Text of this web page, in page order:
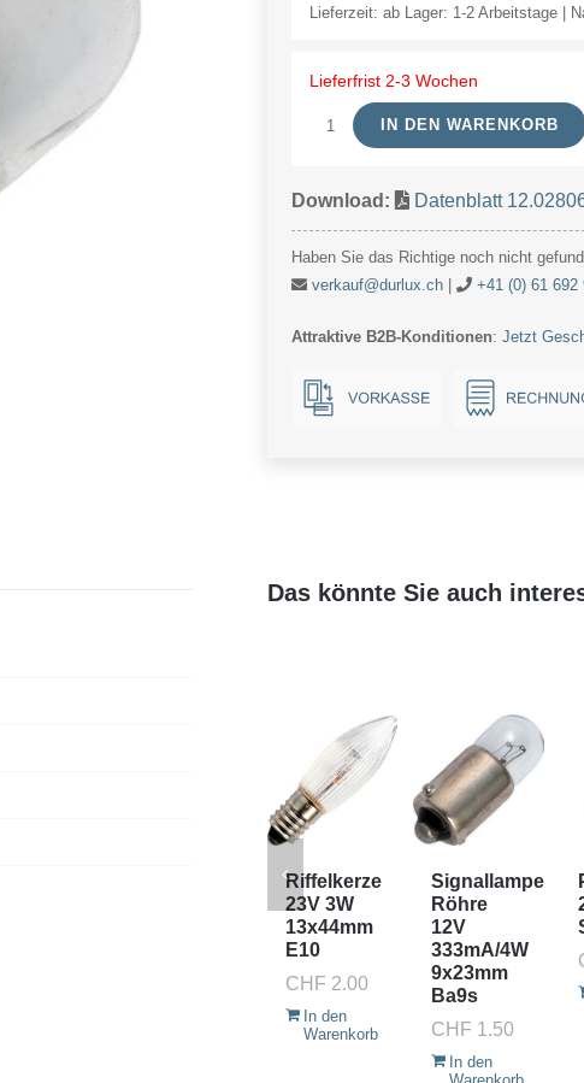
Lieferzeit: ab Lager: 1-2 Arbeitstage |
Lieferfrist 2-3 Wochen
Signallampe
28V
9x23mm
Menge
IN DEN WARENKORB
Download: Datenblatt
Haben Sie das Richtige noch nicht
verkauf@durlux.ch| +41 (0) 61 692
Attraktive B2B-Konditionen: Jetzt
Das könnte Sie auch
Riffelkerze
23V 3W
13x44mm
E10
CHF 2.00
In den
Warenkorb
Signallampe
Röhre
12V
333mA/4W
9x23mm
Ba9s
CHF 1.50
In den